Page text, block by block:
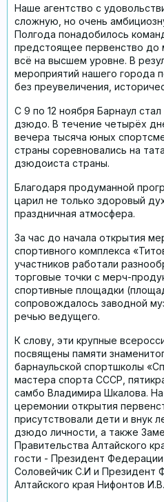
Наше агентство с
сложную, но очень
Полгода понадобилось
предстоящее первенство до
всё на высшем уровне. В
мероприятий нашего города
без преувеличения,
С 9 по 12 ноября Барнаул
дзюдо. В течение четырёх
вечера тысяча юных
страны соревновались на
дзюдоиста страны.
Благодаря продуманной
царил не только здоровый
праздничная атмосфера.
За час до начала открытия
спортивного комплекса
участников работали
торговые точки с мерч-
спортивные площадки
сопровождалось заводной
речью ведущего.
К слову, эти крупные
посвящены памяти
барнаульской спортшколы
мастера спорта СССР,
самбо Владимира Шкалова.
церемонии открытия
присутствовали дети и внук
дзюдо личности, а также
Правительства Алтайского
гости - Президент
Соловейчик С.И и Президент
Алтайского края Нифонтов И.В.